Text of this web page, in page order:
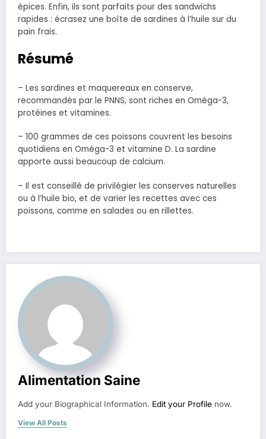
épices. Enfin, ils sont parfaits pour des sandwichs
rapides : écrasez une boîte de sardines à l’huile sur du
pain frais.
Résumé
– Les sardines et maquereaux en conserve,
recommandés par le PNNS, sont riches en Oméga-3,
protéines et vitamines.
– 100 grammes de ces poissons couvrent les besoins
quotidiens en Oméga-3 et vitamine D. La sardine
apporte aussi beaucoup de calcium.
– Il est conseillé de privilégier les conserves naturelles
ou à l’huile bio, et de varier les recettes avec ces
poissons, comme en salades ou en rillettes.
Alimentation Saine
Add your Biographical Information. Edit your Profile now.
View All Posts